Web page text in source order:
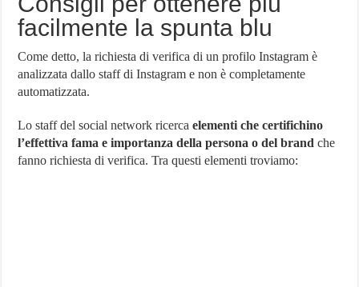
facilmente la spunta blu
Come detto, la richiesta di verifica di un profilo Instagram è
analizzata dallo staff di Instagram e non è completamente
automatizzata.
Lo staff del social network ricercaelementi che certifichino
l’effettiva fama e importanza della persona o del brand che
fanno richiesta di verifica. Tra questi elementi troviamo: